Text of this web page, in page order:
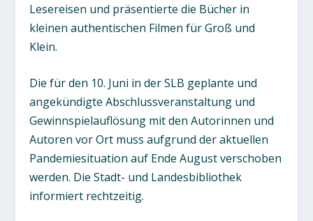
Lesereisen und präsentierte die Bücher in
kleinen authentischen Filmen für Groß und
Klein.
Die für den 10. Juni in der SLB geplante und
angekündigte Abschlussveranstaltung und
Gewinnspielauflösung mit den Autorinnen und
Autoren vor Ort muss aufgrund der aktuellen
Pandemiesituation auf Ende August verschoben
werden. Die Stadt- und Landesbibliothek
informiert rechtzeitig.